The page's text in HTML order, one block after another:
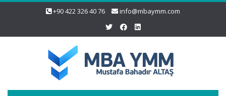
+90 422 326 40 76 info@mbaymm.com